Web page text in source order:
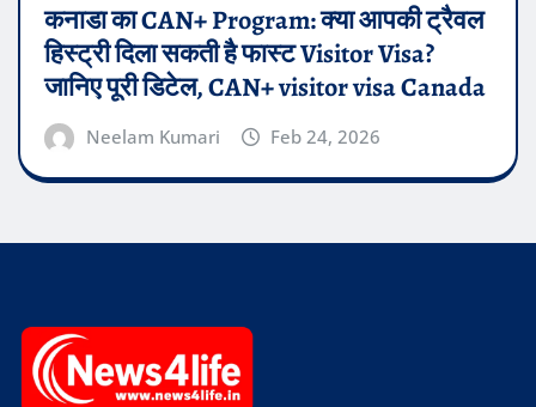
कनाडा का CAN+ Program: क्या आपकी ट्रैवल
हिस्ट्री दिला सकती है फास्ट Visitor Visa?
जानिए पूरी डिटेल, CAN+ visitor visa Canada
Neelam Kumari Feb 24, 2026